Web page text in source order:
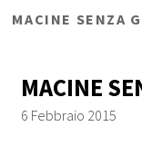
MACINE SENZA
MACINE
6 Febbraio 2015